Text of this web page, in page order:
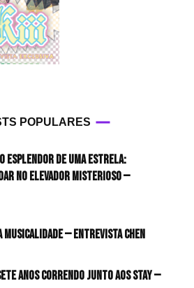
POPULARES
esplendor de uma estrela:
no elevador misterioso —
— Entrevista CHEN
anos correndo junto aos STAY —